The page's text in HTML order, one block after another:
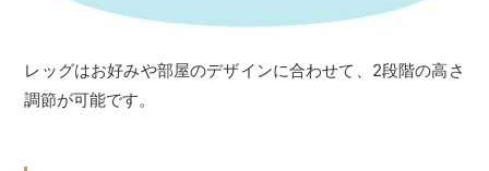
レッグはお好みや部屋のデザインに合わせて、2段階の高さ
調節が可能です。